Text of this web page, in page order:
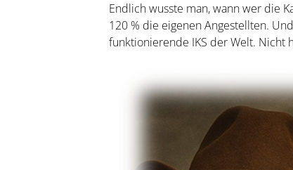
Endlich wusste man, wann wer die
120 % die eigenen Angestellten.
funktionierende IKS der Welt. Nicht